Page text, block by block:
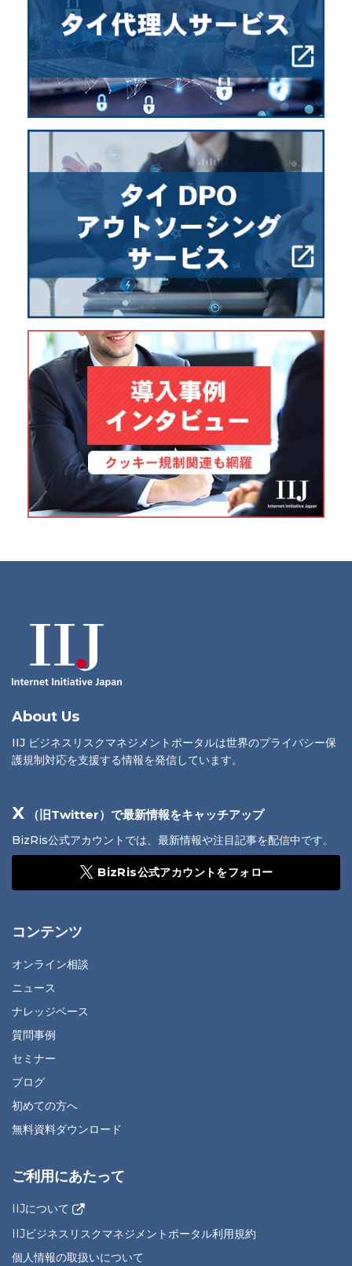
About Us
IIJ ビジネスリスクマネジメントポータルは世界のプライバシー保
護規制対応を支援する情報を発信しています。
X （旧Twitter）で最新情報をキャッチアップ
BizRis公式アカウントでは、最新情報や注目記事を配信中です。
BizRis公式アカウントをフォロー
コンテンツ
オンライン相談
ニュース
ナレッジベース
質問事例
セミナー
ブログ
初めての方へ
無料資料ダウンロード
ご利用にあたって
IIJについて
IIJビジネスリスクマネジメントポータル利用規約
個人情報の取扱いについて